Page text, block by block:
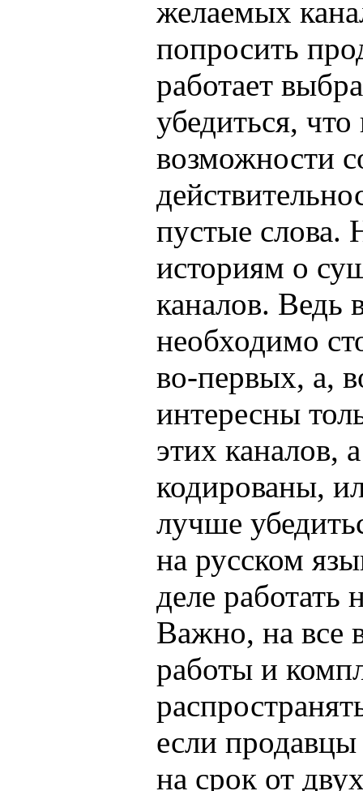
желаемых
попросить
работает
убедиться,
возможности
пустые слова.
историям о
каналов. Ведь
необходимо
во-первых, а,
интересны
этих каналов,
кодированы,
лучше
на русском
деле
Важно, на все
работы и
если
на срок от